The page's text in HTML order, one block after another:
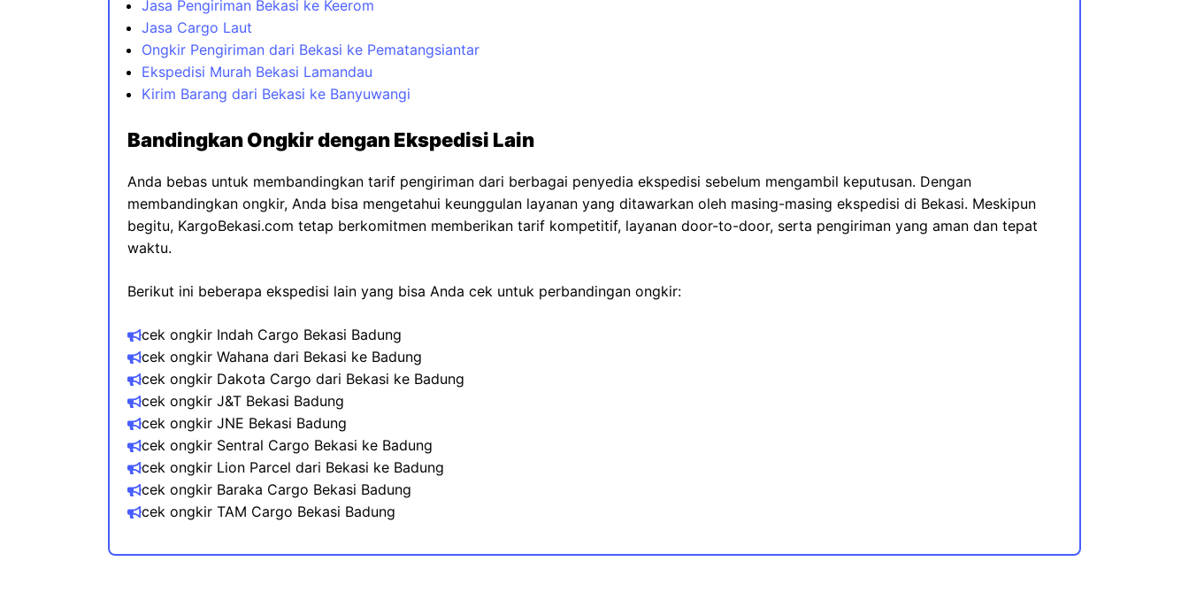
Jasa Pengiriman Bekasi ke Keerom
Jasa Cargo Laut
Ongkir Pengiriman dari Bekasi ke Pematangsiantar
Ekspedisi Murah Bekasi Lamandau
Kirim Barang dari Bekasi ke Banyuwangi
Bandingkan Ongkir dengan Ekspedisi Lain
Anda bebas untuk membandingkan tarif pengiriman dari berbagai penyedia ekspedisi sebelum mengambil keputusan. Dengan
membandingkan ongkir, Anda bisa mengetahui keunggulan layanan yang ditawarkan oleh masing-masing ekspedisi di Bekasi. Meskipun
begitu, KargoBekasi.com tetap berkomitmen memberikan tarif kompetitif, layanan door-to-door, serta pengiriman yang aman dan tepat
waktu.
Berikut ini beberapa ekspedisi lain yang bisa Anda cek untuk perbandingan ongkir:
cek ongkir Indah Cargo Bekasi Badung
cek ongkir Wahana dari Bekasi​ ke Badung
cek ongkir Dakota Cargo dari Bekasi ke Badung
cek ongkir J&T Bekasi Badung
cek ongkir JNE Bekasi Badung
cek ongkir Sentral Cargo Bekasi ke Badung
cek ongkir Lion Parcel dari Bekasi ke Badung
cek ongkir Baraka Cargo Bekasi Badung
cek ongkir TAM Cargo Bekasi Badung